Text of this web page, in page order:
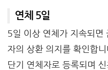
연체 5일
5일 이상 연체가 지속되면
자의 상환 의지를 확인합
단기 연체자로 등록되며